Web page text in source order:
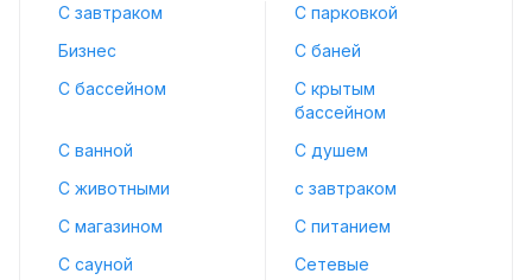
С завтраком
С парковкой
Бизнес
С баней
С бассейном
С крытым
бассейном
С ванной
С душем
С животными
с завтраком
С магазином
С питанием
С сауной
Сетевые